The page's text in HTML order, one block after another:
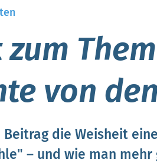
von
Beitrag die Weisheit
– und wie man